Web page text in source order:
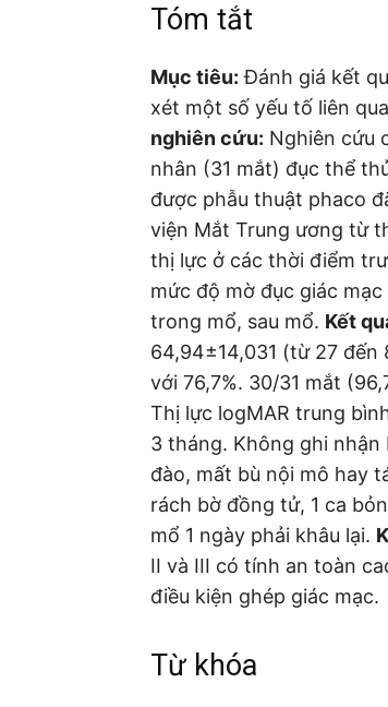
Tóm tắt
Mục tiêu: Đánh giá kết
xét một số yếu tố liên
nghiên cứu: Nghiên cứu
nhân (31 mắt) đục thể
được phẫu thuật phaco
viện Mắt Trung ương từ
thị lực ở các thời điểm
mức độ mờ đục giác
trong mổ, sau mổ. Kết
64,94±14,031 (từ 27
với 76,7%. 30/31 mắt
Thị lực logMAR trung
3 tháng. Không ghi
đào, mất bù nội mô hay
rách bờ đồng tử, 1 ca
mổ 1 ngày phải khâu lại.
II và III có tính an toàn
điều kiện ghép giác mạc.
Từ khóa